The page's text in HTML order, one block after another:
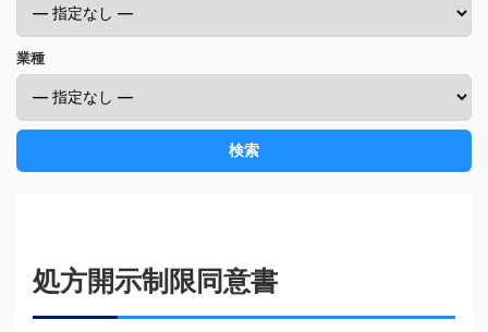
業種
検索
処方開示制限同意書